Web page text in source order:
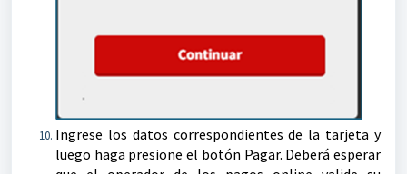
Ingrese los datos correspondientes de la tarjeta y
luego haga presione el botón Pagar. Deberá esperar